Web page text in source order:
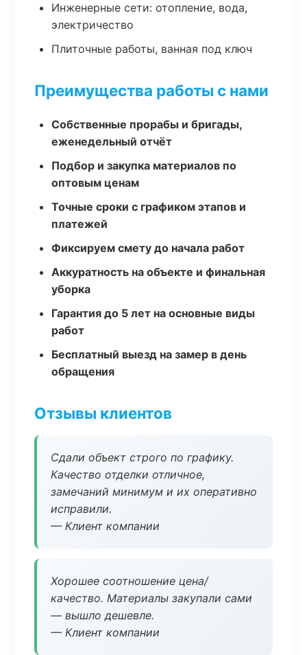
Инженерные сети: отопление, вода,
электричество
Плиточные работы, ванная под ключ
Преимущества работы с нами
Собственные прорабы и бригады,
еженедельный отчёт
Подбор и закупка материалов по
оптовым ценам
Точные сроки с графиком этапов и
платежей
Фиксируем смету до начала работ
Аккуратность на объекте и финальная
уборка
Гарантия до 5 лет на основные виды
работ
Бесплатный выезд на замер в день
обращения
Отзывы клиентов
Сдали объект строго по графику.
Качество отделки отличное,
замечаний минимум и их оперативно
исправили.
— Клиент компании
Хорошее соотношение цена/
качество. Материалы закупали сами
— вышло дешевле.
— Клиент компании